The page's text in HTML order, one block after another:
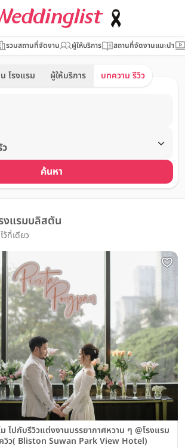
รวมสถานที่จัดงาน ผู้ให้บริการ สถานที่จัดงานแนะนำ
โรงแรม ผู้ให้บริการ บทความ รีวิว
ค้นหา
งแรมบลิสตัน
ที่เดียว
ไปกับรีวิวแต่งงานบรรยากาศหวาน ๆ @โรงแรม
วิว( Bliston Suwan Park View Hotel)